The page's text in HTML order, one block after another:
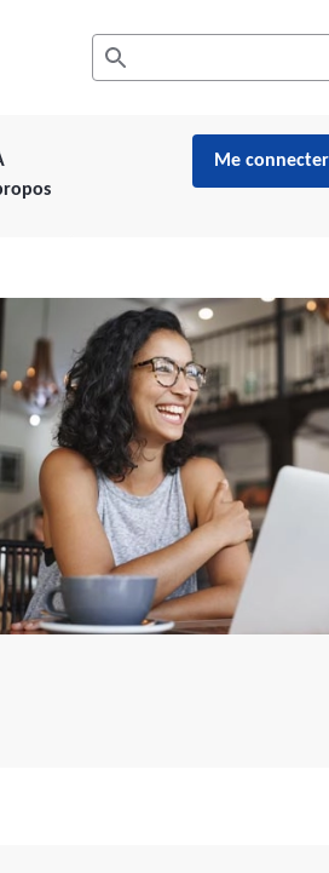
Rechercher dans le site web
Les résultats suggérés
Me connecter